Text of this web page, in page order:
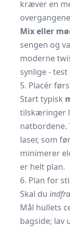
kræver en
Mix eller
sengen og
moderne
synlige -
5. Placér
Start typisk
tilskæringer
natbordene.
laser, som
minimerer
er helt plan.
6. Plan for
Skal du
Mål hullets
bagside; lav